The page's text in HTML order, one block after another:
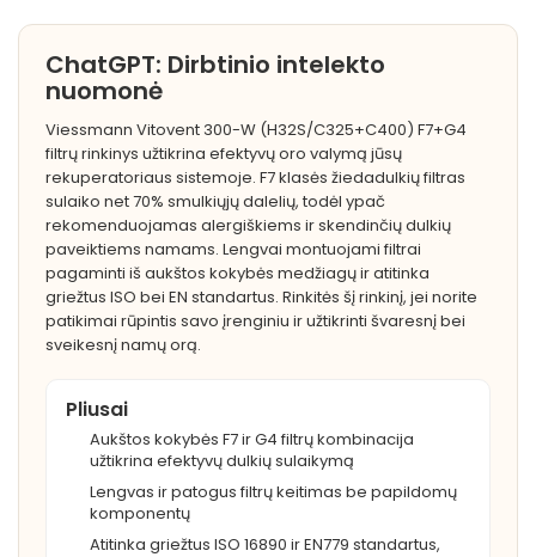
ChatGPT: Dirbtinio intelekto
nuomonė
Viessmann Vitovent 300-W (H32S/C325+C400) F7+G4
filtrų rinkinys užtikrina efektyvų oro valymą jūsų
rekuperatoriaus sistemoje. F7 klasės žiedadulkių filtras
sulaiko net 70% smulkiųjų dalelių, todėl ypač
rekomenduojamas alergiškiems ir skendinčių dulkių
paveiktiems namams. Lengvai montuojami filtrai
pagaminti iš aukštos kokybės medžiagų ir atitinka
griežtus ISO bei EN standartus. Rinkitės šį rinkinį, jei norite
patikimai rūpintis savo įrenginiu ir užtikrinti švaresnį bei
sveikesnį namų orą.
Pliusai
Aukštos kokybės F7 ir G4 filtrų kombinacija
užtikrina efektyvų dulkių sulaikymą
Lengvas ir patogus filtrų keitimas be papildomų
komponentų
Atitinka griežtus ISO 16890 ir EN779 standartus,